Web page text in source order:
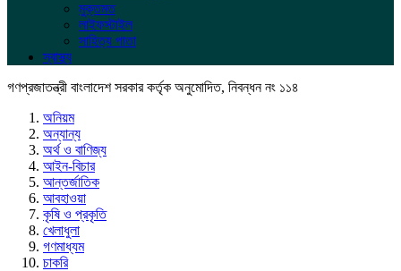
মুক্তমত
লাইফস্টাইল
সাহিত্য পাতা
স্বাস্থ্য
গণপ্রজাতন্ত্রী বাংলাদেশ সরকার কর্তৃক অনুমোদিত, নিবন্ধন নং ১১৪
অনিয়ম
অন্যান্য
অর্থ ও বাণিজ্য
আইন-বিচার
আন্তর্জাতিক
আবহাওয়া
কৃষি ও প্রকৃতি
খেলাধুলা
গণমাধ্যম
চাকরি